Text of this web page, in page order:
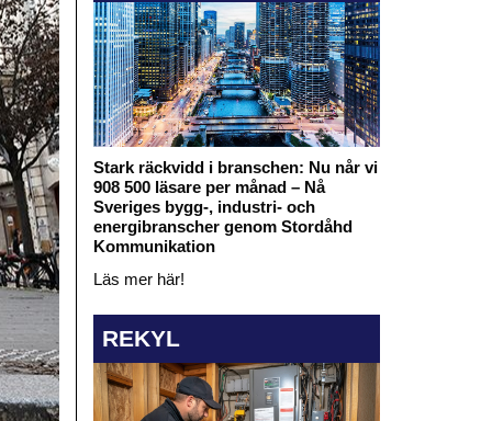
Stark räckvidd i branschen: Nu når vi
908 500 läsare per månad – Nå
Sveriges bygg-, industri- och
energibranscher genom Stordåhd
Kommunikation
Läs mer här!
REKYL